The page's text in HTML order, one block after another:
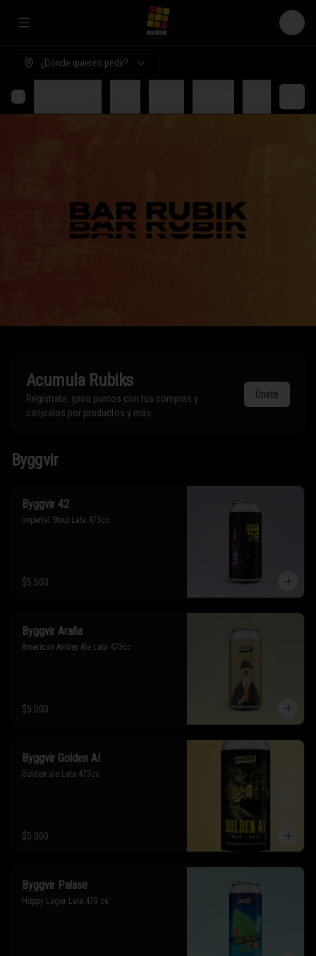
Abrir menu de navegación Login
¿Dónde quieres pedir?
Comida para compartir
Acumula Rubiks
Regístrate, gana puntos con tus compras y
canjealos por productos y más
Únete
Byggvir
Byggvir 42
Imperial Stout Lata 473cc
$5.500
Byggvir Araña
American Amber Ale Lata 473cc
$5.000
Byggvir Golden AI
Golden ale Lata 473cc
$5.000
Byggvir Palase
Hoppy Lager Lata 473 cc